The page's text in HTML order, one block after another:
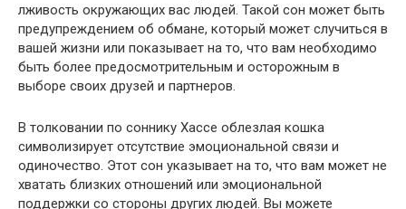
лживость окружающих вас людей. Такой сон может быть
предупреждением об обмане, который может случиться в
вашей жизни или показывает на то, что вам необходимо
быть более предосмотрительным и осторожным в
выборе своих друзей и партнеров.
В толковании по соннику Хассе облезлая кошка
символизирует отсутствие эмоциональной связи и
одиночество. Этот сон указывает на то, что вам может не
хватать близких отношений или эмоциональной
поддержки со стороны других людей. Вы можете